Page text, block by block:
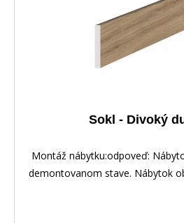
Sokl - Divoký
Montáž nábytku:odpoveď:
demontovanom stave. Nábytok